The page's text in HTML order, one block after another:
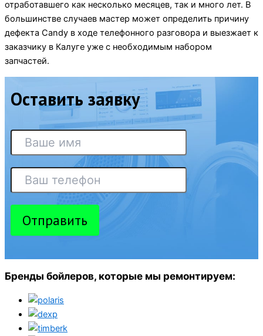
отработавшего как несколько месяцев, так и много лет. В
большинстве случаев мастер может определить причину
дефекта Candy в ходе телефонного разговора и выезжает к
заказчику в Калуге уже с необходимым набором
запчастей.
Оставить заявку
Отправить
Бренды бойлеров, которые мы ремонтируем: